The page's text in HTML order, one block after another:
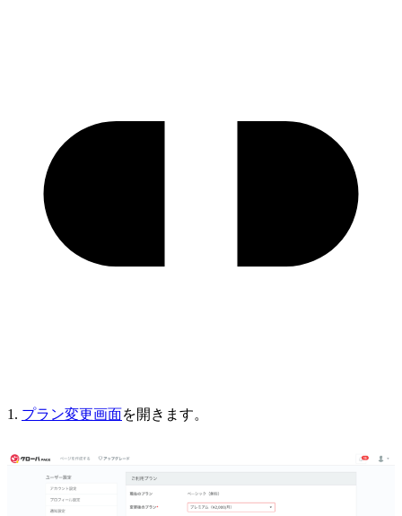
1. プラン変更画面を開きます。